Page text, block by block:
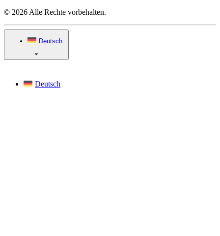
© 2026 Alle Rechte vorbehalten.
Deutsch
Deutsch